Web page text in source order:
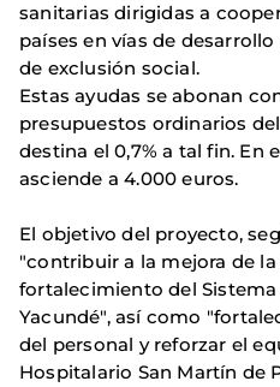
sanitarias dirigidas a
países en vías de
de exclusión social.
Estas ayudas se abonan
presupuestos ordinarios
destina el 0,7% a tal fin. En
asciende a 4.000 euros.
El objetivo del proyecto,
"contribuir a la mejora de
fortalecimiento del
Yacundé", así como
del personal y reforzar el
Hospitalario San Martín de